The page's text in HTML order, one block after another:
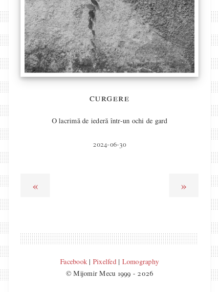
curgere
O lacrimă de iederă într-un ochi de gard
2024-06-30
« »
Facebook | Pixelfed| Lomography
© Mijomir Mecu 1999 - 2026